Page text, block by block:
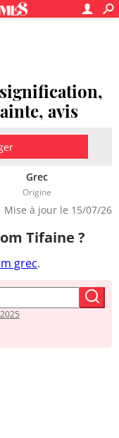
avis
Grec
Origine
Mise à jour le 15/07/26
Tifaine ?
grec.